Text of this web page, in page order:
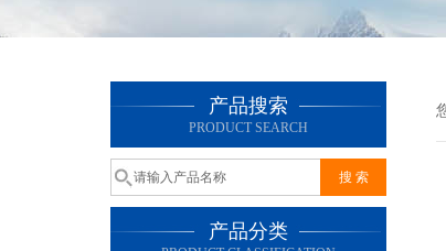
产品搜索
PRODUCT SEARCH
产品分类